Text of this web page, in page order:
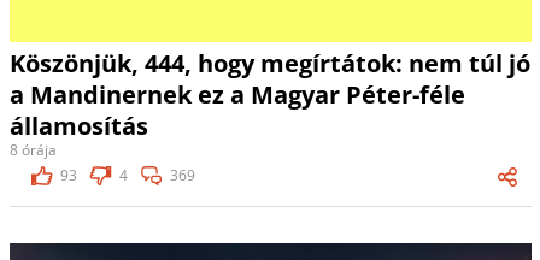
Köszönjük, 444, hogy megírtátok: nem túl jó
a Mandinernek ez a Magyar Péter-féle
államosítás
8 órája
93
4 369